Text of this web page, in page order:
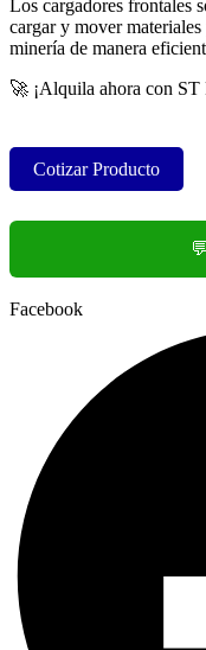
Los cargadores frontales
cargar y mover
minería de manera
🚀 ¡Alquila ahora con
Cotizar Producto
Facebook